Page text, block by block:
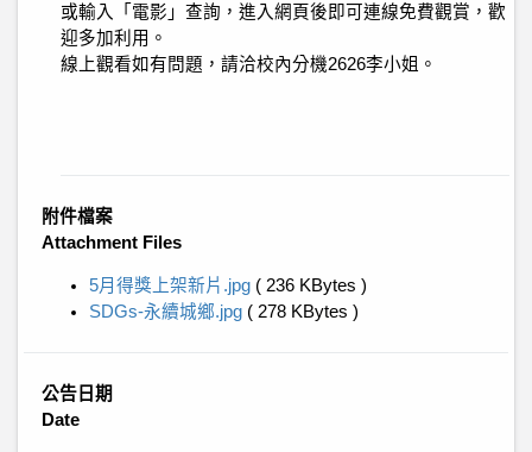
或輸入「電影」查詢，進入網頁後即可連線免費觀賞，歡
迎多加利用。
線上觀看如有問題，請洽校內分機2626李小姐。
附件檔案
Attachment Files
5月得獎上架新片.jpg ( 236 KBytes )
SDGs-永續城鄉.jpg ( 278 KBytes )
公告日期
Date